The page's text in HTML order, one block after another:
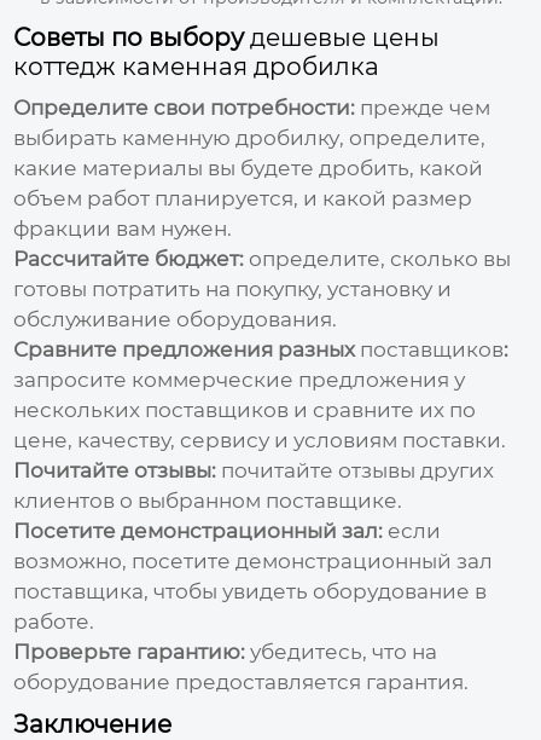
Советы по выборудешевые цены
коттедж каменная дробилка
Определите свои потребности: прежде чем
выбирать каменную дробилку, определите,
какие материалы вы будете дробить, какой
объем работ планируется, и какой размер
фракции вам нужен.
Рассчитайте бюджет: определите, сколько вы
готовы потратить на покупку, установку и
обслуживание оборудования.
Сравните предложения разных поставщиков:
запросите коммерческие предложения у
нескольких поставщиков и сравните их по
цене, качеству, сервису и условиям поставки.
Почитайте отзывы: почитайте отзывы других
клиентов о выбранном поставщике.
Посетите демонстрационный зал: если
возможно, посетите демонстрационный зал
поставщика, чтобы увидеть оборудование в
работе.
Проверьте гарантию: убедитесь, что на
оборудование предоставляется гарантия.
Заключение